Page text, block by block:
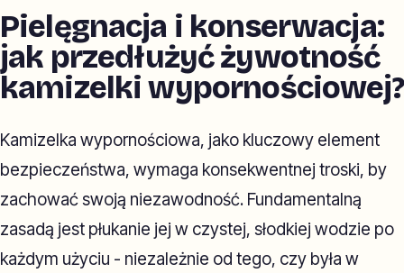
Pielęgnacja i konserwacja:
jak przedłużyć żywotność
kamizelki wypornościowej?
Kamizelka wypornościowa, jako kluczowy element
bezpieczeństwa, wymaga konsekwentnej troski, by
zachować swoją niezawodność. Fundamentalną
zasadą jest płukanie jej w czystej, słodkiej wodzie po
każdym użyciu - niezależnie od tego, czy była w